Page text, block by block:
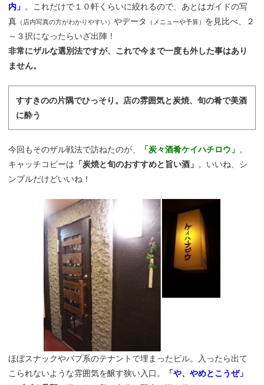
内」 。これだけで１０軒くらいに絞れるので、あとはガイドの写
真 （店内写真の方がわかりやすい）やデータ （メニューや予算） を見比べ、２
～３択になったらいざ出陣！
非常にザルな選別法ですが、これで今まで一度も外した事はあり
ません。
すすきのの片隅でひっそり。店の雰囲気と炭焼、旬の肴で美酒
に酔う
今回もそのザル戦法で訪ねたのが、 「炭々酒肴ケイハチロウ」 。
キャッチコピーは 「炭焼と旬のおすすめと旨い酒」 。いいね、シ
ンプルだけどいいね！
ほぼスナックやパブ系のテナントで埋まったビル。入ったら出て
こられないような雰囲気を醸す狭い入口。
「や、やめとこうぜ」